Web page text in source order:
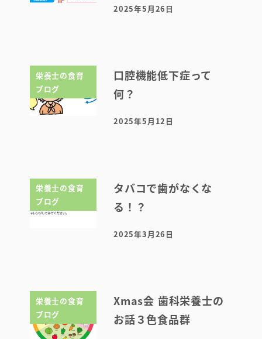
投稿日
2025年5月26日
栄養士の食育
ブログ
口腔機能低下症って
何？
投稿日
2025年5月12日
栄養士の食育
ブログ
タバコで歯がなくな
る！？
投稿日
2025年3月26日
栄養士の食育
ブログ
Xmas会 歯科栄養士の
お話３色食品群